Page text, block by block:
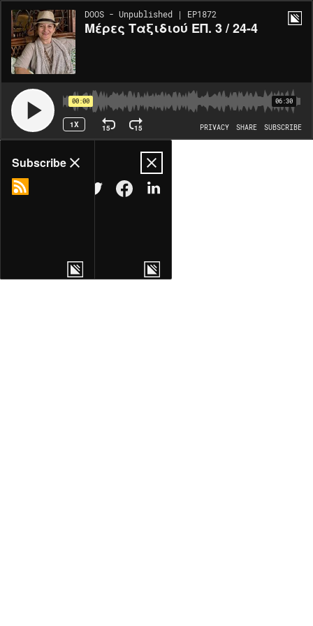
DOOS - Unpublished | EP1872
Μέρες Ταξιδιού ΕΠ. 3 / 24-4
00:00 06:30
1X 15 15 PRIVACY SHARE SUBSCRIBE
Share
MORE OPTIONS
Subscribe